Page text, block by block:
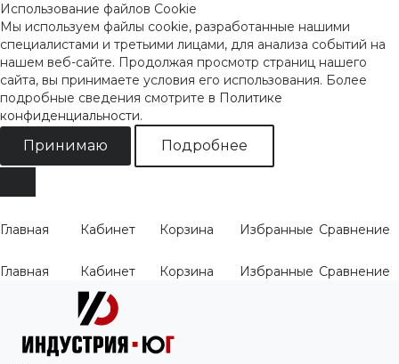
Использование файлов Cookie
Мы используем файлы cookie, разработанные нашими
специалистами и третьими лицами, для анализа событий на
нашем веб-сайте. Продолжая просмотр страниц нашего
сайта, вы принимаете условия его использования. Более
подробные сведения смотрите в Политике
конфиденциальности.
Принимаю Подробнее
Главная Кабинет Корзина Избранные Сравнение
Главная Кабинет Корзина Избранные Сравнение